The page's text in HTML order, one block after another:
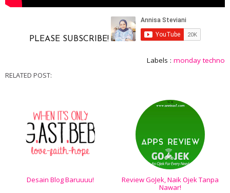
PLEASE SUBSCRIBE!
Labels : monday techno
RELATED POST:
Desain Blog Baruuuu!
Review GoJek, Naik Ojek Tanpa
Nawar!